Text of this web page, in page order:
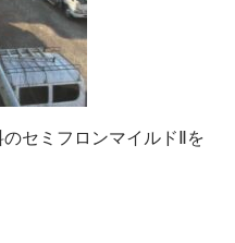
セミフロンマイルドⅡを